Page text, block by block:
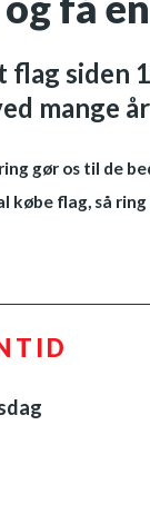
flag siden
mange
gør os til de
købe flag, så